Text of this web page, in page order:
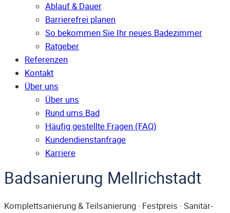
Ablauf & Dauer
Barrierefrei planen
So bekommen Sie Ihr neues Badezimmer
Ratgeber
Referenzen
Kontakt
Über uns
Über uns
Rund ums Bad
Häufig gestellte Fragen (FAQ)
Kunden­dienst­anfrage
Karriere
Badsanierung Mellrichstadt
Komplettsanierung & Teilsanierung · Festpreis · Sanitär-